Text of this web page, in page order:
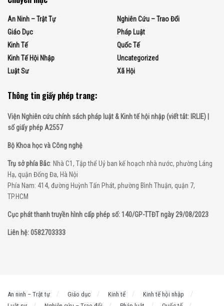
An Ninh – Trật Tự
Giáo Dục
Kinh Tế
Kinh Tế Hội Nhập
Luật Sư
Nghiên Cứu – Trao Đổi
Pháp Luật
Quốc Tế
Uncategorized
Xã Hội
Thông tin giấy phép trang:
Viện Nghiên cứu chính sách pháp luật & Kinh tế hội nhập (viết tắt: IRLIE) |
số giấy phép A2557
Bộ Khoa học và Công nghệ
Trụ sở phía Bắc: Nhà C1, Tập thể Uỷ ban kế hoạch nhà nước, phường Láng
Hạ, quận Đống Đa, Hà Nội
Phía Nam: 414, đường Huỳnh Tấn Phát, phường Bình Thuận, quận 7,
TP.HCM
Cục phát thanh truyền hình cấp phép số: 140/GP-TTĐT ngày 29/08/2023
Liên hệ: 0582703333
An ninh – Trật tự Giáo dục Kinh tế
Kinh tế hội nhập